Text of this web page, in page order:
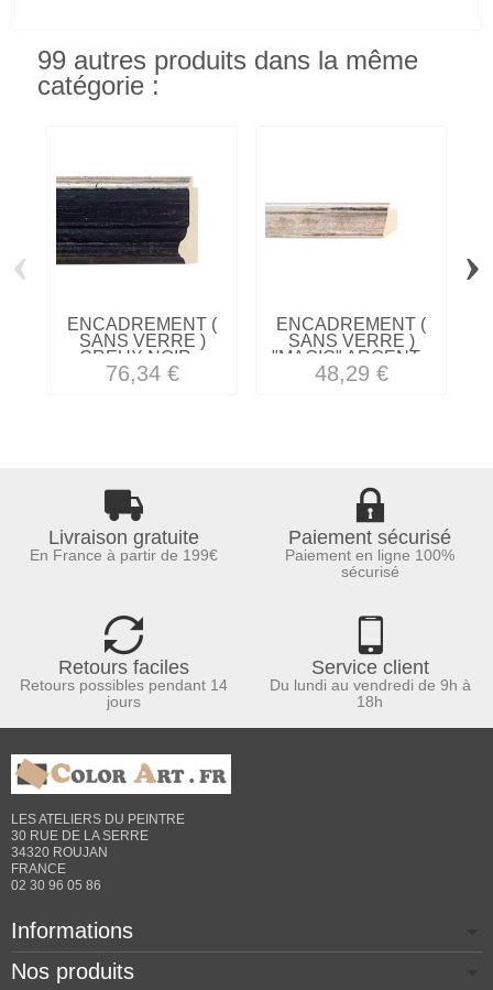
99 autres produits dans la même
catégorie :
ENCADREMENT (
SANS VERRE )
CREUX NOIR...
76,34 €
ENCADREMENT (
SANS VERRE )
"MAGIC" ARGENT...
48,29 €
‹ ›
Livraison gratuite
En France à partir de 199€
Paiement sécurisé
Paiement en ligne 100%
sécurisé
Retours faciles
Retours possibles pendant 14
jours
Service client
Du lundi au vendredi de 9h à
18h
LES ATELIERS DU PEINTRE
30 RUE DE LA SERRE
34320 ROUJAN
FRANCE
02 30 96 05 86
Informations
Nos produits